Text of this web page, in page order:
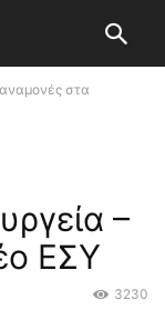
στα
–
ΕΣΥ
3230